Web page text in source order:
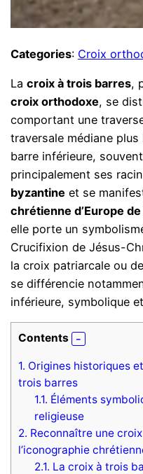
Categories: Croix
Lacroix à trois barres,
croix orthodoxe, se
comportant une
traversale médiane
barre inférieure,
principalement ses
byzantine et se
chrétienne d’Europe de
elle porte un
Crucifixion de Jésus-
la croix patriarcale ou
se différencie
inférieure, symbolique
Contents
1. Origines historiques
trois barres
1.1. Éléments
religieuse
2. Reconnaître une
l’iconographie
2.1. La croix à trois